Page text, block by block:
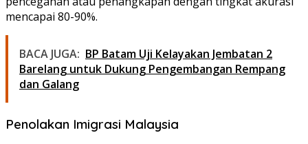
mencapai 80-90%.
BACA JUGA: BP Batam Uji Kelayakan Jembatan 2
Barelang untuk Dukung Pengembangan Rempang
dan Galang
Penolakan Imigrasi Malaysia